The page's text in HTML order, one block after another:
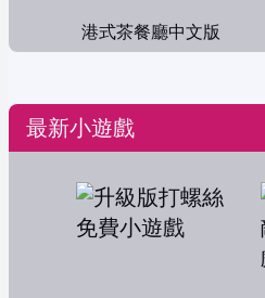
港式茶餐廳中文版
最新小遊戲